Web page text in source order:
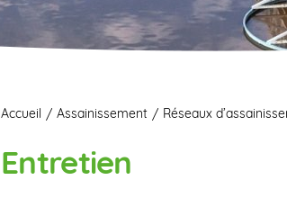
Accueil Assainissement Réseaux
Entretien